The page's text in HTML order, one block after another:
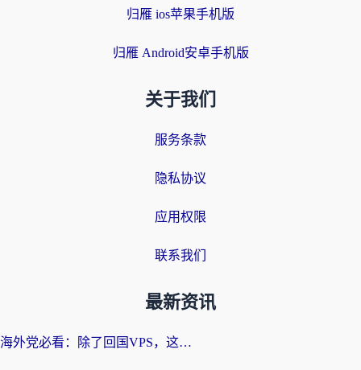
归雁 ios苹果手机版
归雁 Android安卓手机版
关于我们
服务条款
隐私协议
应用权限
联系我们
最新资讯
海外党必看：除了回国VPS，这样选加速器也能无缝刷国内资源？